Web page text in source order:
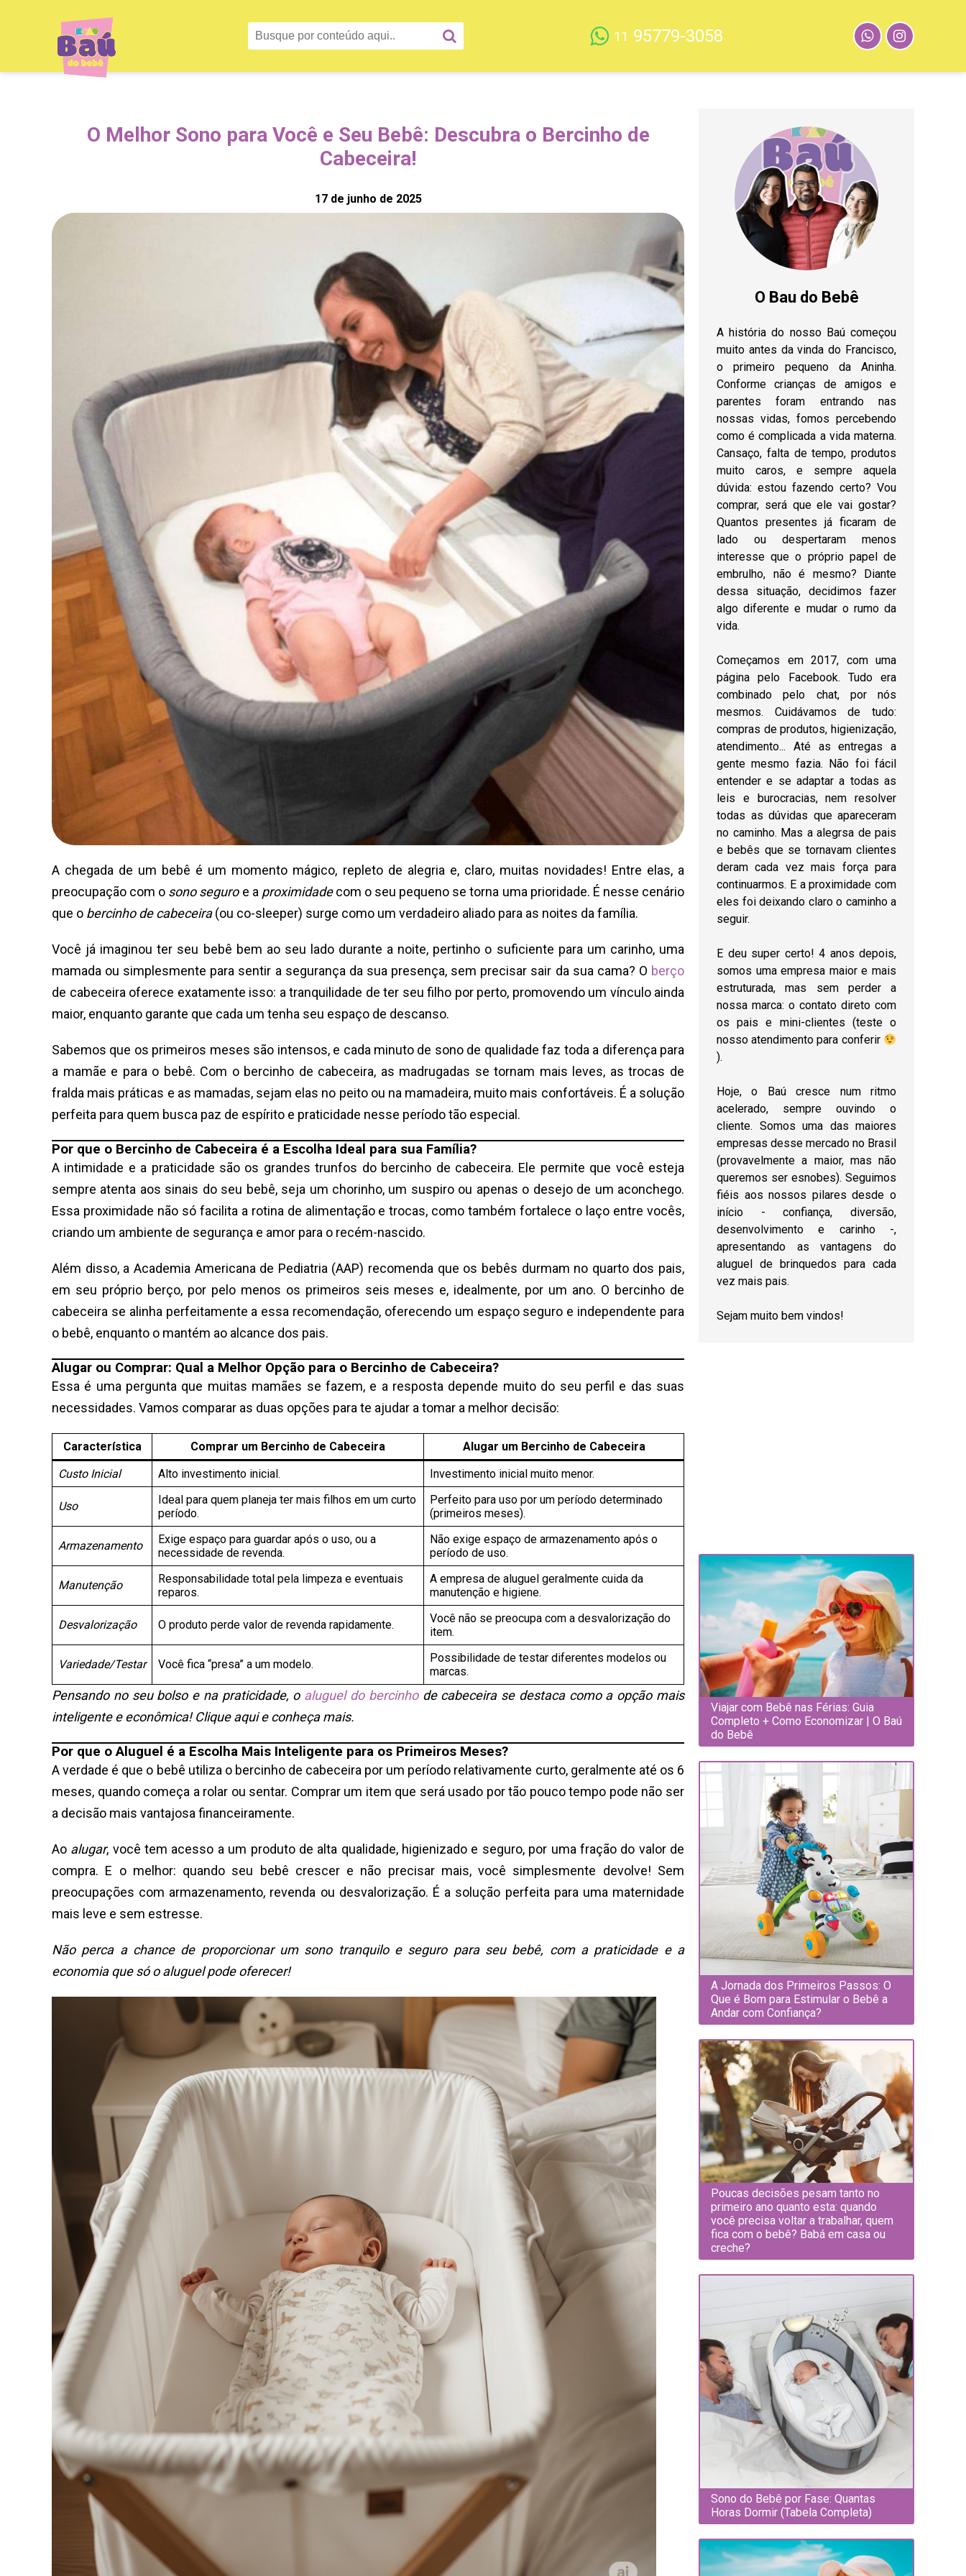
11 95779-3058
O Melhor Sono para Você e Seu Bebê: Descubra o Bercinho de
Cabeceira!
17 de junho de 2025
A chegada de um bebê é um momento mágico, repleto de alegria e, claro, muitas novidades! Entre elas, a
preocupação com o sono seguroe a proximidadecom o seu pequeno se torna uma prioridade. É nesse cenário
que o bercinho de cabeceira(ou co-sleeper) surge como um verdadeiro aliado para as noites da família.
Você já imaginou ter seu bebê bem ao seu lado durante a noite, pertinho o suficiente para um carinho, uma
mamada ou simplesmente para sentir a segurança da sua presença, sem precisar sair da sua cama? O berço
de cabeceira oferece exatamente isso: a tranquilidade de ter seu filho por perto, promovendo um vínculo ainda
maior, enquanto garante que cada um tenha seu espaço de descanso.
Sabemos que os primeiros meses são intensos, e cada minuto de sono de qualidade faz toda a diferença para
a mamãe e para o bebê. Com o bercinho de cabeceira, as madrugadas se tornam mais leves, as trocas de
fralda mais práticas e as mamadas, sejam elas no peito ou na mamadeira, muito mais confortáveis. É a solução
perfeita para quem busca paz de espírito e praticidade nesse período tão especial.
Por que o Bercinho de Cabeceira é a Escolha Ideal para sua Família?
A intimidade e a praticidade são os grandes trunfos do bercinho de cabeceira. Ele permite que você esteja
sempre atenta aos sinais do seu bebê, seja um chorinho, um suspiro ou apenas o desejo de um aconchego.
Essa proximidade não só facilita a rotina de alimentação e trocas, como também fortalece o laço entre vocês,
criando um ambiente de segurança e amor para o recém-nascido.
Além disso, a Academia Americana de Pediatria (AAP) recomenda que os bebês durmam no quarto dos pais,
em seu próprio berço, por pelo menos os primeiros seis meses e, idealmente, por um ano. O bercinho de
cabeceira se alinha perfeitamente a essa recomendação, oferecendo um espaço seguro e independente para
o bebê, enquanto o mantém ao alcance dos pais.
Alugar ou Comprar: Qual a Melhor Opção para o Bercinho de Cabeceira?
Essa é uma pergunta que muitas mamães se fazem, e a resposta depende muito do seu perfil e das suas
necessidades. Vamos comparar as duas opções para te ajudar a tomar a melhor decisão:
Característica Comprar um Bercinho de Cabeceira
Alugar um Bercinho de Cabeceira
Custo Inicial
Alto investimento inicial. Investimento inicial muito menor.
Uso
Ideal para quem planeja ter mais filhos em um curto
período.
Perfeito para uso por um período determinado
(primeiros meses).
Armazenamento
Exige espaço para guardar após o uso, ou a
necessidade de revenda.
Não exige espaço de armazenamento após o
período de uso.
Manutenção
Responsabilidade total pela limpeza e eventuais
reparos.
A empresa de aluguel geralmente cuida da
manutenção e higiene.
Desvalorização O produto perde valor de revenda rapidamente.
Você não se preocupa com a desvalorização do
item.
Variedade/Testar Você fica “presa” a um modelo.
Possibilidade de testar diferentes modelos ou
marcas.
Pensando no seu bolso e na praticidade, o aluguel do bercinhode cabeceira se destaca como a opção mais
inteligente e econômica! Clique aqui e conheça mais.
Por que o Aluguel é a Escolha Mais Inteligente para os Primeiros Meses?
A verdade é que o bebê utiliza o bercinho de cabeceira por um período relativamente curto, geralmente até os 6
meses, quando começa a rolar ou sentar. Comprar um item que será usado por tão pouco tempo pode não ser
a decisão mais vantajosa financeiramente.
Ao alugar, você tem acesso a um produto de alta qualidade, higienizado e seguro, por uma fração do valor de
compra. E o melhor: quando seu bebê crescer e não precisar mais, você simplesmente devolve! Sem
preocupações com armazenamento, revenda ou desvalorização. É a solução perfeita para uma maternidade
mais leve e sem estresse.
Não perca a chance de proporcionar um sono tranquilo e seguro para seu bebê, com a praticidade e a
economia que só o aluguel pode oferecer!
O Bau do Bebê
A história do nosso Baú começou
muito antes da vinda do Francisco,
o primeiro pequeno da Aninha.
Conforme crianças de amigos e
parentes foram entrando nas
nossas vidas, fomos percebendo
como é complicada a vida materna.
Cansaço, falta de tempo, produtos
muito caros, e sempre aquela
dúvida: estou fazendo certo? Vou
comprar, será que ele vai gostar?
Quantos presentes já ficaram de
lado ou despertaram menos
interesse que o próprio papel de
embrulho, não é mesmo? Diante
dessa situação, decidimos fazer
algo diferente e mudar o rumo da
vida.
Começamos em 2017, com uma
página pelo Facebook. Tudo era
combinado pelo chat, por nós
mesmos. Cuidávamos de tudo:
compras de produtos, higienização,
atendimento... Até as entregas a
gente mesmo fazia. Não foi fácil
entender e se adaptar a todas as
leis e burocracias, nem resolver
todas as dúvidas que apareceram
no caminho. Mas a alegrsa de pais
e bebês que se tornavam clientes
deram cada vez mais força para
continuarmos. E a proximidade com
eles foi deixando claro o caminho a
seguir.
E deu super certo! 4 anos depois,
somos uma empresa maior e mais
estruturada, mas sem perder a
nossa marca: o contato direto com
os pais e mini-clientes (teste o
nosso atendimento para conferir
).
Hoje, o Baú cresce num ritmo
acelerado, sempre ouvindo o
cliente. Somos uma das maiores
empresas desse mercado no Brasil
(provavelmente a maior, mas não
queremos ser esnobes). Seguimos
fiéis aos nossos pilares desde o
início - confiança, diversão,
desenvolvimento e carinho -,
apresentando as vantagens do
aluguel de brinquedos para cada
vez mais pais.
Sejam muito bem vindos!
Viajar com Bebê nas Férias: Guia
Completo + Como Economizar | O Baú
do Bebê
A Jornada dos Primeiros Passos: O
Que é Bom para Estimular o Bebê a
Andar com Confiança?
Poucas decisões pesam tanto no
primeiro ano quanto esta: quando
você precisa voltar a trabalhar, quem
fica com o bebê? Babá em casa ou
creche?
Sono do Bebê por Fase: Quantas
Horas Dormir (Tabela Completa)